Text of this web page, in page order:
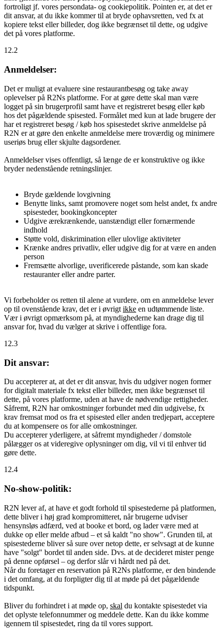
fortroligt jf. vores persondata- og cookiepolitik. Pointen er, at det er
dit ansvar, at du ikke kommer til at bryde ophavsretten, ved fx at
kopiere tekst eller billeder, dog ikke begrænset til dette, og udgive
det på vores platforme.
12.2
Anmeldelser:
Det er muligt at evaluere sine restaurantbesøg og take away
oplevelser på R2Ns platforme. For at gøre dette skal man være
logget på sin brugerprofil samt have et registreret besøg eller køb
hos det pågældende spisested. Formålet med kun at lade brugere der
har et registreret besøg / køb hos spisestedet skrive anmeldelse på
R2N er at gøre den enkelte anmeldelse mere troværdig og minimere
useriøs brug eller skjulte dagsordener.
Anmeldelser vises offentligt, så længe de er konstruktive og ikke
bryder nedenstående retningslinjer.
Bryde gældende lovgivning
Benytte links, samt promovere noget som helst andet, fx andre
spisesteder, bookingkoncepter
Udgive ærekrænkende, uanstændigt eller fornærmende
indhold
Støtte vold, diskrimination eller ulovlige aktiviteter
Krænke andres privatliv, eller udgive dig for at være en anden
person
Fremsætte alvorlige, uverificerede påstande, som kan skade
restauranter eller andre parter.
Vi forbeholder os retten til alene at vurdere, om en anmeldelse lever
op til ovenstående krav, det er i øvrigt ikke en udtømmende liste.
Vær i øvrigt opmærksom på, at myndighederne kan drage dig til
ansvar for, hvad du vælger at skrive i offentlige fora.
12.3
Dit ansvar:
Du accepterer at, at det er dit ansvar, hvis du udgiver nogen former
for digitalt materiale fx tekst eller billeder, men ikke begrænset til
dette, på vores platforme, uden at have de nødvendige rettigheder.
Såfremt, R2N har omkostninger forbundet med din udgivelse, fx
krav fremsat mod os fra et spisested eller anden tredjepart, acceptere
du at kompensere os for alle omkostninger.
Du accepterer yderligere, at såfremt myndigheder / domstole
pålægger os at videregive oplysninger om dig, vil vi til enhver tid
gøre dette.
12.4
No-show-politik:
R2N lever af, at have et godt forhold til spisestederne på platformen,
dette bliver i høj grad kompromitteret, når brugerne udviser
hensynsløs adfærd, ved at booke et bord, og lader være med at
dukke op eller melde afbud – et så kaldt "no show". Grunden til, at
spisestederne bliver så sure over netop dette, er selvsagt at de kunne
have "solgt" bordet til anden side. Dvs. at de decideret mister penge
på denne opførsel – og derfor slår vi hårdt ned på det.
Når du foretager en reservation på R2Ns platforme, er den bindende
i det omfang, at du forpligter dig til at møde på det pågældende
tidspunkt.
Bliver du forhindret i at møde op, skal du kontakte spisestedet via
det oplyste telefonnummer og meddele dette. Kan du ikke komme
igennem til spisestedet, ring da til vores support.